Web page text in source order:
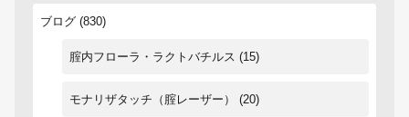
ブログ (830)
腟内フローラ・ラクトバチルス (15)
モナリザタッチ（腟レーザー） (20)